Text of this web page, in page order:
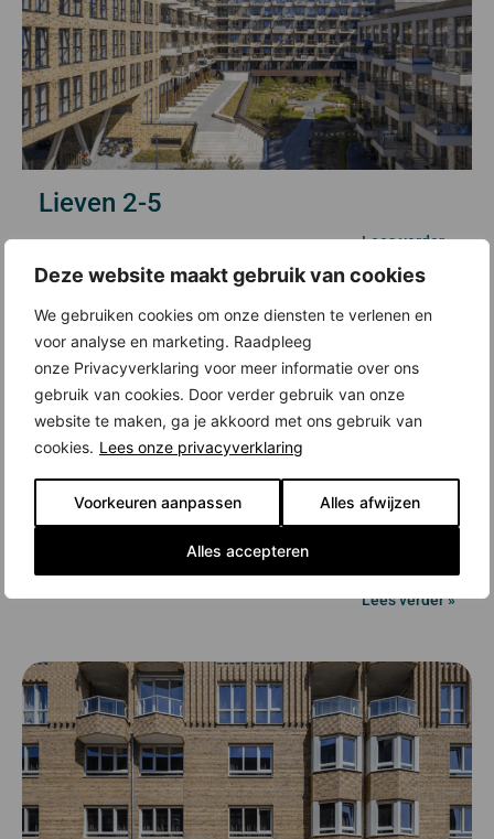
Deze website maakt gebruik van cookies
We gebruiken cookies om onze diensten te verlenen en
voor analyse en marketing. Raadpleeg
onze Privacyverklaring voor meer informatie over ons
gebruik van cookies. Door verder gebruik van onze
website te maken, ga je akkoord met ons gebruik van
cookies. Lees onze privacyverklaring
Voorkeuren aanpassen Alles afwijzen
Alles accepteren
Lieven 2-5
Lees verder »
Jeruzalem Blok G en H
Lees verder »